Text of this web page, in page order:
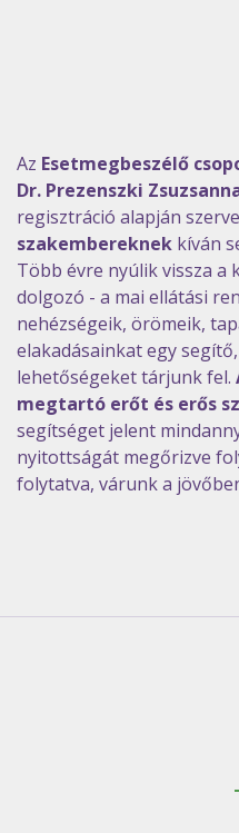
Az Esetmegbeszélő
Dr. Prezenszki
regisztráció alapján
szakembereknek kíván
Több évre nyúlik vissza a
dolgozó - a mai ellátási
nehézségeik, örömeik,
elakadásainkat egy
lehetőségeket tárjunk fel.
megtartó erőt és erős
segítséget jelent
nyitottságát megőrizve
folytatva, várunk a